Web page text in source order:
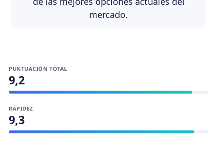
mercado.
PUNTUACIÓN TOTAL
9,2
RÁPIDEZ
9,3